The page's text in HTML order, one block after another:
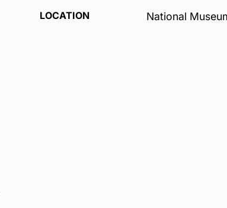
LOCATION National